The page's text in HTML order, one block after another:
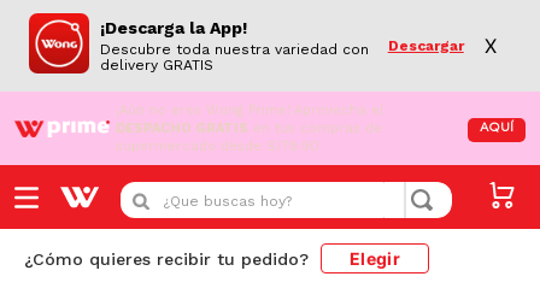
¡Descarga la App!
Descubre toda nuestra variedad con
delivery GRATIS
Descargar X
¡Aún no eres Wong Prime! Aprovecha el
DESPACHO GRATIS en tus compras de
supermercado desde S/79.90
AQUÍ
¿Que buscas hoy?
¿Cómo quieres recibir tu pedido? Elegir